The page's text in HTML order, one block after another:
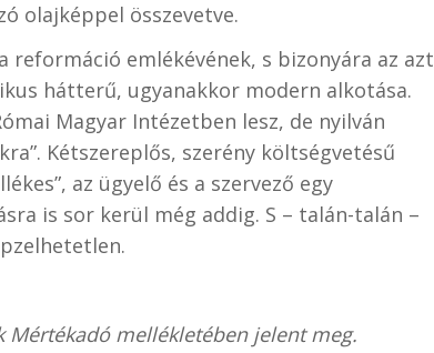
olajképpel összevetve.
a reformáció emlékévének, s bizonyára az azt
hátterű, ugyanakkor modern alkotása.
Magyar Intézetben lesz, de nyilván
Kétszereplős, szerény költségvetésű
az ügyelő és a szervező egy
is sor kerül még addig. S – talán-talán –
Mértékadó mellékletében jelent meg.